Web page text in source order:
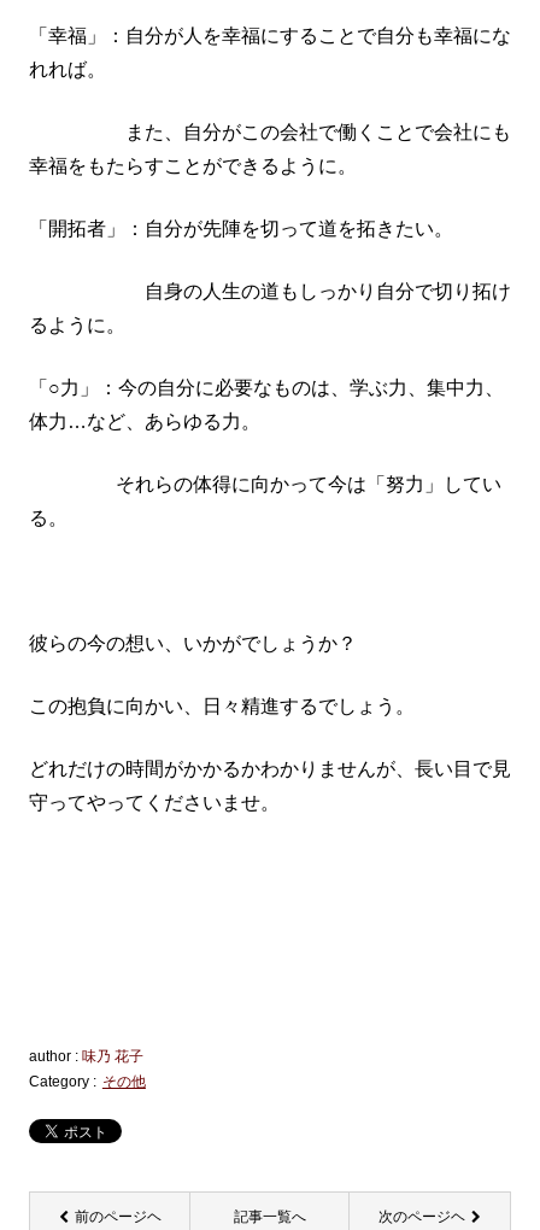
「幸福」：自分が人を幸福にすることで自分も幸福にな
れれば。
また、自分がこの会社で働くことで会社にも
幸福をもたらすことができるように。
「開拓者」：自分が先陣を切って道を拓きたい。
自身の人生の道もしっかり自分で切り拓け
るように。
「○力」：今の自分に必要なものは、学ぶ力、集中力、
体力…など、あらゆる力。
それらの体得に向かって今は「努力」してい
る。
彼らの今の想い、いかがでしょうか？
この抱負に向かい、日々精進するでしょう。
どれだけの時間がかかるかわかりませんが、長い目で見
守ってやってくださいませ。
author : 味乃 花子
Category : その他
前のページヘ 記事一覧へ 次のページヘ